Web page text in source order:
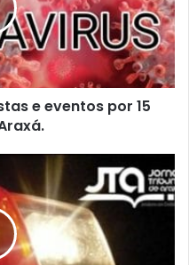
e eventos por 15